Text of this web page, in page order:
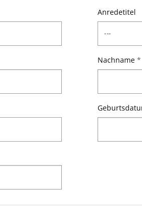
Anredetitel
Nachname*